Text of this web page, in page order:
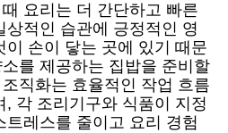
요리는 더 간단하고 빠른
상적인 습관에 긍정적인 영
이 손이 닿는 곳에 있기 때문
를 제공하는 집밥을 준비할
직화는 효율적인 작업 흐름
, 각 조리기구와 식품이 지정
레스를 줄이고 요리 경험